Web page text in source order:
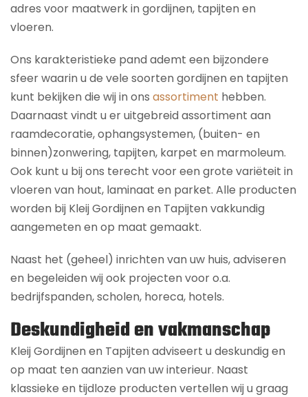
adres voor maatwerk in gordijnen, tapijten en
vloeren.
Ons karakteristieke pand ademt een bijzondere
sfeer waarin u de vele soorten gordijnen en tapijten
kunt bekijken die wij in ons assortiment hebben.
Daarnaast vindt u er uitgebreid assortiment aan
raamdecoratie, ophangsystemen, (buiten- en
binnen)zonwering, tapijten, karpet en marmoleum.
Ook kunt u bij ons terecht voor een grote variëteit in
vloeren van hout, laminaat en parket. Alle producten
worden bij Kleij Gordijnen en Tapijten vakkundig
aangemeten en op maat gemaakt.
Naast het (geheel) inrichten van uw huis, adviseren
en begeleiden wij ook projecten voor o.a.
bedrijfspanden, scholen, horeca, hotels.
Deskundigheid en vakmanschap
Kleij Gordijnen en Tapijten adviseert u deskundig en
op maat ten aanzien van uw interieur. Naast
klassieke en tijdloze producten vertellen wij u graag